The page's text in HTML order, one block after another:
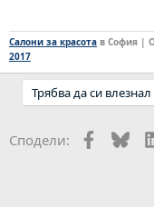
Салони за красота в София |
2017
Трябва да си
Сподели: